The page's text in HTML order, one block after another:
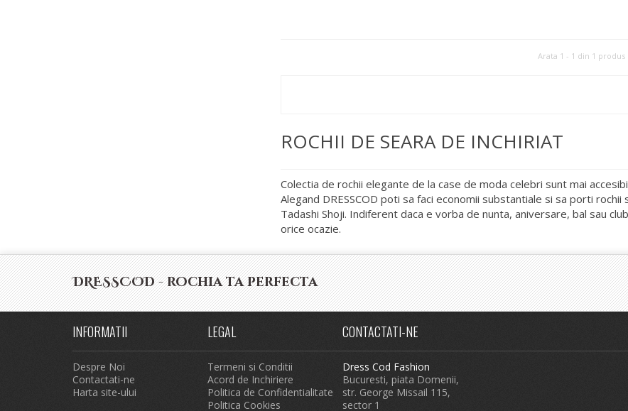
Arata 1 - 1 din 1 produs
ROCHII DE SEARA DE INCHIRIAT
Colectia de rochii elegante de la case de moda celebri sunt mai
Alegand DRESSCOD poti sa faci economii substantiale si sa porti
Tadashi Shoji. Indiferent daca e vorba de nunta, aniversare, bal sau
orice ocazie.
DRESSCOD - rochia ta perfecta
INFORMATII
Despre Noi
Contactati-ne
Harta site-ului
LEGAL
Termeni si Conditii
Acord de Inchiriere
Politica de Confidentialitate
Politica Cookies
CONTACTATI-NE
Dress Cod Fashion
Bucuresti, piata Domenii,
str. George Missail 115,
sector 1